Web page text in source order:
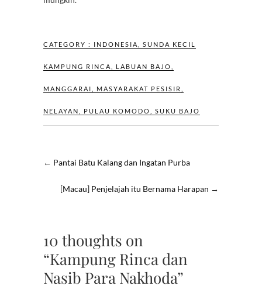
CATEGORY : INDONESIA SUNDA KECIL
KAMPUNG RINCA LABUAN BAJO
MANGGARAI MASYARAKAT PESISIR
NELAYAN PULAU KOMODO SUKU BAJO
← Pantai Batu Kalang dan Ingatan Purba
[Macau] Penjelajah itu Bernama Harapan →
10 thoughts on
“Kampung Rinca dan
Nasib Para Nakhoda”